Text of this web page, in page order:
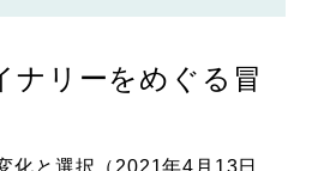
ナリーをめぐる冒